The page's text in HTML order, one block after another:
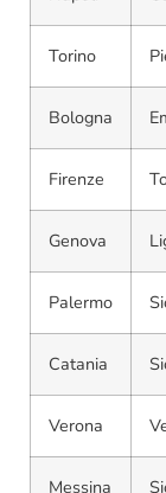
Torino
Bologna
Firenze
Genova
Palermo
Catania
Verona
Messina